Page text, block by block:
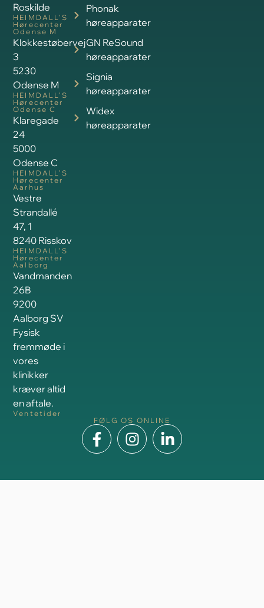
Roskilde
HEIMDALL’S
Hørecenter
Odense M
Klokkestøbervej
3
5230
Odense M
HEIMDALL’S
Hørecenter
Odense C
Klaregade
24
5000
Odense C
HEIMDALL’S
Hørecenter
Aarhus
Vestre
Strandallé
47, 1
8240 Risskov
HEIMDALL’S
Hørecenter
Aalborg
Vandmanden
26B
9200
Aalborg SV
Fysisk
fremmøde i
vores
klinikker
kræver altid
en aftale.
Ventetider
Phonak
høreapparater
GN ReSound
høreapparater
Signia
høreapparater
Widex
høreapparater
FØLG OS ONLINE